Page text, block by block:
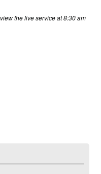
the live service at 8:30 am